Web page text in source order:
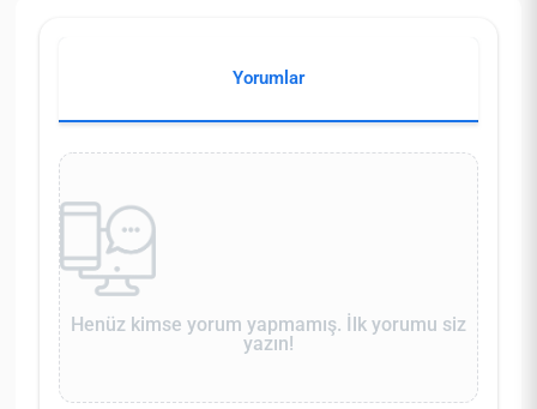
Yorumlar
Henüz kimse yorum yapmamış. İlk yorumu siz
yazın!